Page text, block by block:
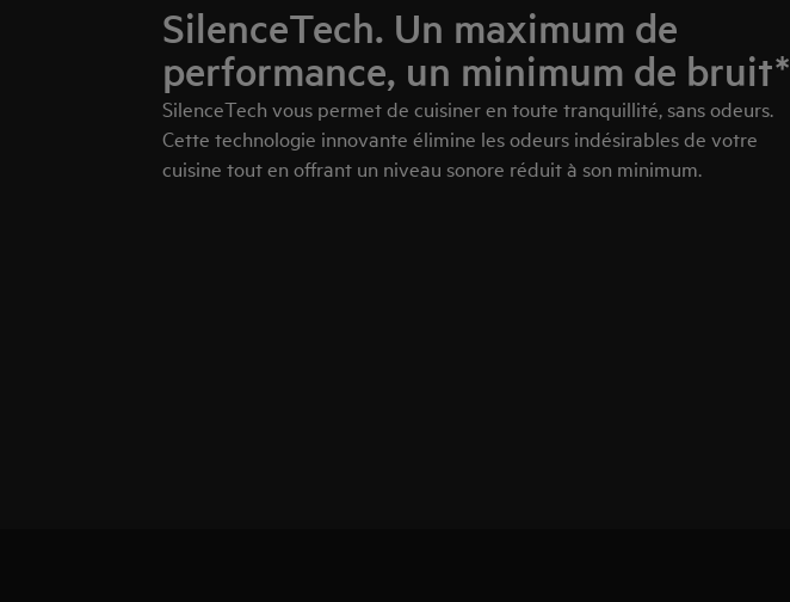
SilenceTech. Un maximum de
performance, un minimum de bruit*
SilenceTech vous permet de cuisiner en toute tranquillité, sans odeurs.
Cette technologie innovante élimine les odeurs indésirables de votre
cuisine tout en offrant un niveau sonore réduit à son minimum.